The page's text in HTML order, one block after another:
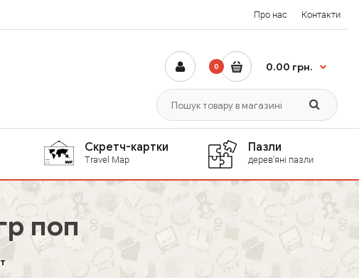
Про нас Контакти
0 0.00 грн.
Скретч-картки
Travel Map
Пазли
дерев'яні пазли
поп